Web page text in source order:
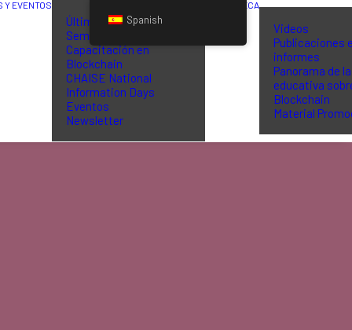
Y EVENTOS
Últimas noticias
Seminarios de
Capacitación en
Blockchain
CHAISE National
Information Days
Eventos
Newsletter
BIBLIOTECA
Videos
Publicaciones
informes
Panorama de
educativa
Blockchain
Material
Spanish